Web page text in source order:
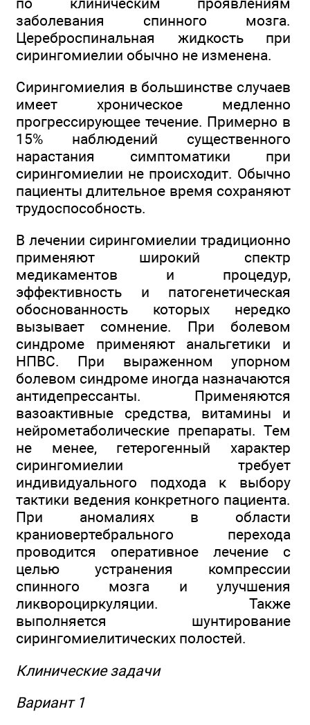
заболевания спинного мозга.
Цереброспинальная жидкость при
сирингомиелии обычно не изменена.
Сирингомиелия в большинстве случаев
имеет хроническое медленно
прогрессирующее течение. Примерно в
15% наблюдений существенного
нарастания симптоматики при
сирингомиелии не происходит. Обычно
пациенты длительное время сохраняют
трудоспособность.
В лечении сирингомиелии традиционно
применяют широкий спектр
медикаментов и процедур,
эффективность и патогенетическая
обоснованность которых нередко
вызывает сомнение. При болевом
синдроме применяют анальгетики и
НПВС. При выраженном упорном
болевом синдроме иногда назначаются
антидепрессанты. Применяются
вазоактивные средства, витамины и
нейрометаболические препараты. Тем
не менее, гетерогенный характер
сирингомиелии требует
индивидуального подхода к выбору
тактики ведения конкретного пациента.
При аномалиях в области
краниовертебрального перехода
проводится оперативное лечение с
целью устранения компрессии
спинного мозга и улучшения
ликвороциркуляции. Также
выполняется шунтирование
сирингомиелитических полостей.
Клинические задачи
Вариант 1